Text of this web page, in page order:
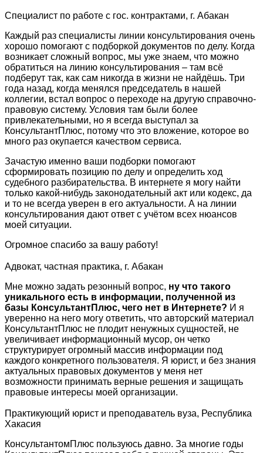
Специалист по работе с гос. контрактами, г. Абакан
Каждый раз специалисты линии консультирования очень
хорошо помогают с подборкой документов по делу. Когда
возникает сложный вопрос, мы уже знаем, что можно
обратиться на линию консультирования – там всё
подберут так, как сам никогда в жизни не найдёшь. Три
года назад, когда менялся председатель в нашей
коллегии, встал вопрос о переходе на другую справочно-
правовую систему. Условия там были более
привлекательными, но я всегда выступал за
КонсультантПлюс, потому что это вложение, которое во
много раз окупается качеством сервиса.
Зачастую именно ваши подборки помогают
сформировать позицию по делу и определить ход
судебного разбирательства. В интернете я могу найти
только какой-нибудь законодательный акт или кодекс, да
и то не всегда уверен в его актуальности. А на линии
консультирования дают ответ с учётом всех нюансов
моей ситуации.
Огромное спасибо за вашу работу!
Адвокат, частная практика, г. Абакан
Мне можно задать резонный вопрос, ну что такого
уникального есть в информации, полученной из
базы КонсультантПлюс, чего нет в Интернете? И я
уверенно на него могу ответить, что авторский материал
КонсультантПлюс не плодит ненужных сущностей, не
увеличивает информационный мусор, он четко
структурирует огромный массив информации под
каждого конкретного пользователя. Я юрист, и без знания
актуальных правовых документов у меня нет
возможности принимать верные решения и защищать
правовые интересы моей организации.
Практикующий юрист и преподаватель вуза, Республика
Хакасия
КонсультантомПлюс пользуюсь давно. За многие годы